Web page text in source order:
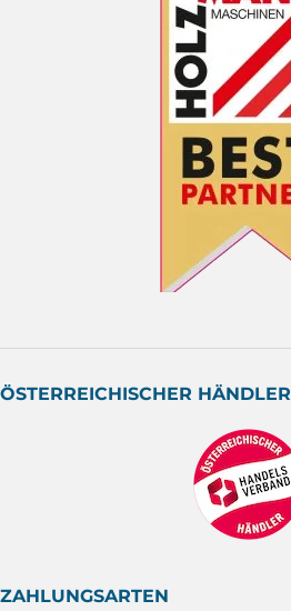
ÖSTERREICHISCHER HÄNDLER
ZAHLUNGSARTEN